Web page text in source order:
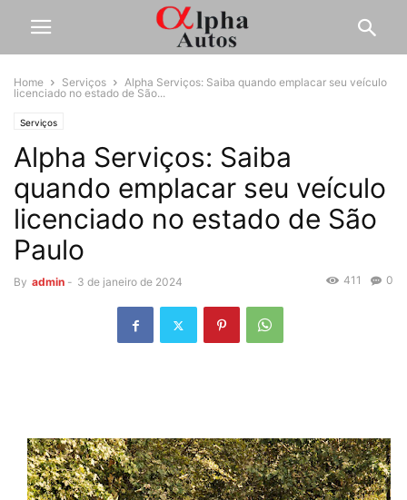
Home Serviços
Alpha Serviços: Saiba quando emplacar seu veículo
licenciado no estado de São...
Serviços
Alpha Serviços: Saiba
quando emplacar seu veículo
licenciado no estado de São
Paulo
By admin - 3 de janeiro de 2024 0
411